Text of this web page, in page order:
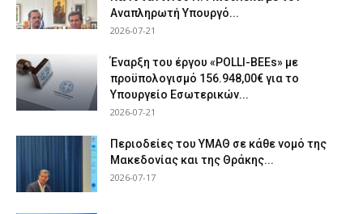
Αναπληρωτή Υπουργό...
2026-07-21
Έναρξη του έργου «POLLI-BEEs» με
προϋπολογισμό 156.948,00€ για το
Υπουργείο Εσωτερικών...
2026-07-21
Περιοδείες του ΥΜΑΘ σε κάθε νομό της
Μακεδονίας και της Θράκης...
2026-07-17